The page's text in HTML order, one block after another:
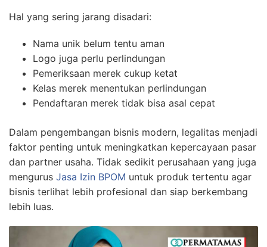
Hal yang sering jarang disadari:
Nama unik belum tentu aman
Logo juga perlu perlindungan
Pemeriksaan merek cukup ketat
Kelas merek menentukan perlindungan
Pendaftaran merek tidak bisa asal cepat
Dalam pengembangan bisnis modern, legalitas menjadi
faktor penting untuk meningkatkan kepercayaan pasar
dan partner usaha. Tidak sedikit perusahaan yang juga
mengurus Jasa Izin BPOM untuk produk tertentu agar
bisnis terlihat lebih profesional dan siap berkembang
lebih luas.